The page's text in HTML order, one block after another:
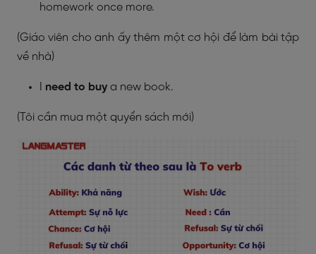
homework once more.
(Giáo viên cho anh ấy thêm một cơ hội để làm bài tập
về nhà)
need to buy a new book.
(Tôi cần mua một quyển sách mới)